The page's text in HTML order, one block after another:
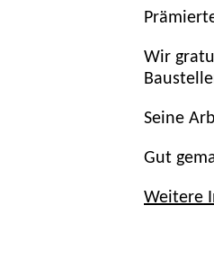
Wir
Seine
Gut
Weitere